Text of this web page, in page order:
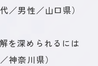
／男性／山口県）
を深められるには
神奈川県）